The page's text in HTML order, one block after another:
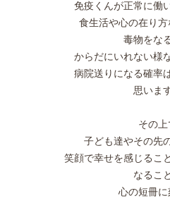
免疫くんが正常に働
食生活や心の在り
毒物をな
からだにいれない様
病院送りになる確率
思いま
その上
子ども達やその先
笑顔で幸せを感じるこ
なるこ
心の短冊